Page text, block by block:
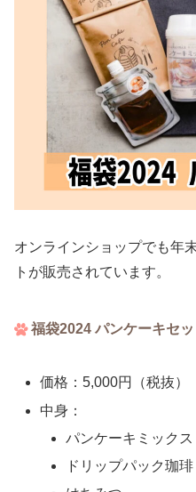
オンラインショップでも年
トが販売されています。
福袋2024 パンケーキセッ
価格：5,000円（税抜）
中身：
パンケーキミックス
ドリップパック珈琲